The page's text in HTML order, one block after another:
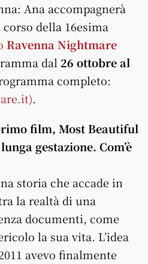
Ana accompagnerà
della 16esima
Ravenna Nightmare
dal 26 ottobre al
completo:
.
film, Most Beautiful
gestazione. Com’è
storia che accade in
la realtà di una
documenti, come
la sua vita. L’idea
avevo finalmente